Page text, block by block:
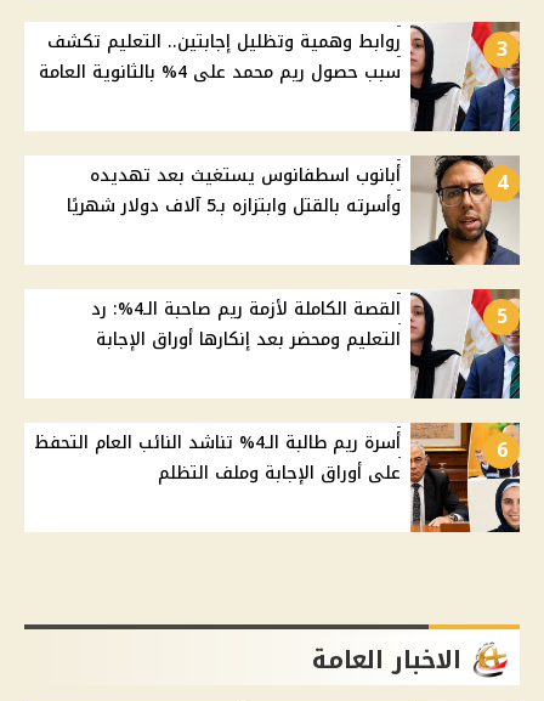
3
روابط وهمية وتظليل إجابتين.. التعليم تكشف
سبب حصول ريم محمد على 4% بالثانوية العامة
4
أبانوب اسطفانوس يستغيث بعد تهديده
وأسرته بالقتل وابتزازه بـ5 آلاف دولار شهريًا
5
القصة الكاملة لأزمة ريم صاحبة الـ4%: رد
التعليم ومحضر بعد إنكارها أوراق الإجابة
6
أسرة ريم طالبة الـ4% تناشد النائب العام التحفظ
على أوراق الإجابة وملف التظلم
الاخبار العامة